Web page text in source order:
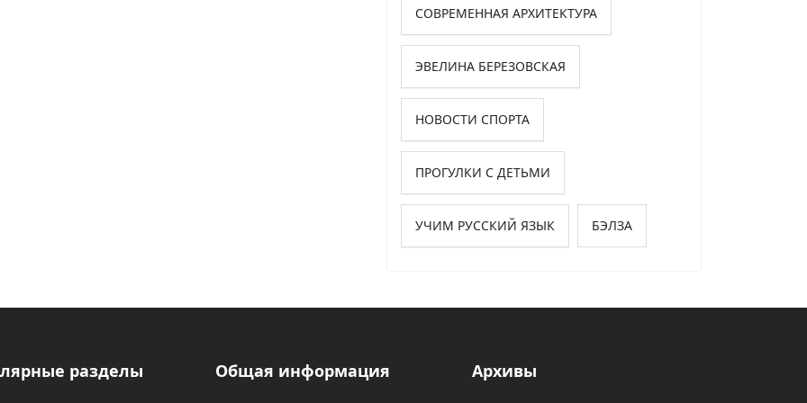
СОВРЕМЕННАЯ АРХИТЕКТУРА
ЭВЕЛИНА БЕРЕЗОВСКАЯ
НОВОСТИ СПОРТА
ПРОГУЛКИ С ДЕТЬМИ
УЧИМ РУССКИЙ ЯЗЫК БЭЛЗА
разделы Общая информация Архивы